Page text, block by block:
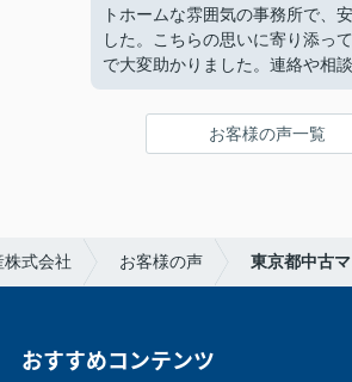
トホームな雰囲気の事務所で、
した。こちらの思いに寄り添っ
で大変助かりました。連絡や相
頂け、特に不安は感じませんで
お客様の声一覧
式会社 お客様の声 東京都中古
おすすめコンテンツ